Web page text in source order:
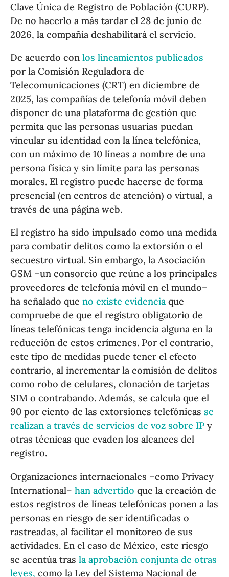
Clave Única de Registro de Población (CURP).
De no hacerlo a más tardar el 28 de junio de
2026, la compañía deshabilitará el servicio.
De acuerdo conlos lineamientos publicados
por la Comisión Reguladora de
Telecomunicaciones (CRT) en diciembre de
2025, las compañías de telefonía móvil deben
disponer de una plataforma de gestión que
permita que las personas usuarias puedan
vincular su identidad con la línea telefónica,
con un máximo de 10 líneas a nombre de una
persona física y sin límite para las personas
morales. El registro puede hacerse de forma
presencial (en centros de atención) o virtual, a
través de una página web.
El registro ha sido impulsado como una medida
para combatir delitos como la extorsión o el
secuestro virtual. Sin embargo, la Asociación
GSM –un consorcio que reúne a los principales
proveedores de telefonía móvil en el mundo–
ha señalado queno existe evidencia que
compruebe de que el registro obligatorio de
líneas telefónicas tenga incidencia alguna en la
reducción de estos crímenes. Por el contrario,
este tipo de medidas puede tener el efecto
contrario, al incrementar la comisión de delitos
como robo de celulares, clonación de tarjetas
SIM o contrabando. Además, se calcula que el
90 por ciento de las extorsiones telefónicas se
realizan a través de servicios de voz sobre IP y
otras técnicas que evaden los alcances del
registro.
Organizaciones internacionales –como Privacy
International–han advertido que la creación de
estos registros de líneas telefónicas ponen a las
personas en riesgo de ser identificadas o
rastreadas, al facilitar el monitoreo de sus
actividades. En el caso de México, este riesgo
se acentúa trasla aprobación conjunta de otras
leyes, como la Ley del Sistema Nacional de